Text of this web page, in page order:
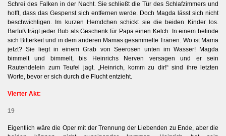
Schrei des Falken in der Nacht. Sie schließt die Tür des Schlafzimmers und
hofft, dass das Gespenst sich entfernen werde. Doch Magda lässt sich nicht
beschwichtigen. Im kurzen Hemdchen schickt sie die beiden Kinder los.
Barfuß trägt jeder Bub als Geschenk für Papa einen Kelch. In einem befinde
sich Bitterkeit und in dem anderen Mamas gesammelte Tränen. Wo ist Mama
jetzt? Sie liegt in einem Grab von Seerosen unten im Wasser! Magda
bimmelt und bimmelt, bis Heinrichs Nerven versagen und er sein
Rautendelein zum Teufel jagt. „Heinrich, komm zu dir!“ sind ihre letzten
Worte, bevor er sich durch die Flucht entzieht.
Vierter Akt:
19
Eigentlich wäre die Oper mit der Trennung der Liebenden zu Ende, aber die